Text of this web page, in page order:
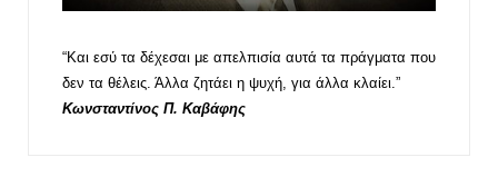
“Και εσύ τα δέχεσαι με απελπισία αυτά τα πράγματα που
δεν τα θέλεις. Άλλα ζητάει η ψυχή, για άλλα κλαίει.”
Κωνσταντίνος Π. Καβάφης